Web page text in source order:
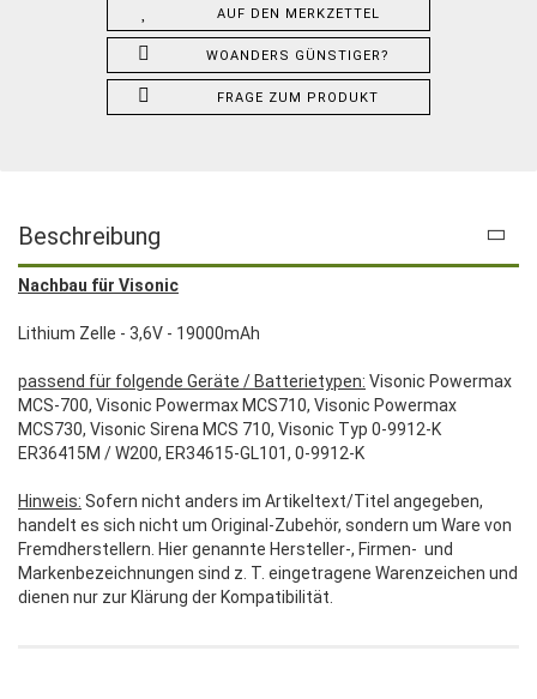
AUF DEN MERKZETTEL
WOANDERS GÜNSTIGER?
FRAGE ZUM PRODUKT
Beschreibung
Nachbau für Visonic
Lithium Zelle - 3,6V - 19000mAh
passend für folgende Geräte / Batterietypen: Visonic Powermax
MCS-700, Visonic Powermax MCS710, Visonic Powermax
MCS730, Visonic Sirena MCS 710, Visonic Typ 0-9912-K
ER36415M / W200, ER34615-GL101, 0-9912-K
Hinweis: Sofern nicht anders im Artikeltext/Titel angegeben,
handelt es sich nicht um Original-Zubehör, sondern um Ware von
Fremdherstellern. Hier genannte Hersteller-, Firmen- und
Markenbezeichnungen sind z. T. eingetragene Warenzeichen und
dienen nur zur Klärung der Kompatibilität.